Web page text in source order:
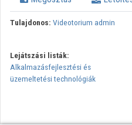
Közreműködők
Tulajdonos: Videotorium admin
Lejátszási listák:
Alkalmazásfejlesztési és
üzemeltetési technológiák